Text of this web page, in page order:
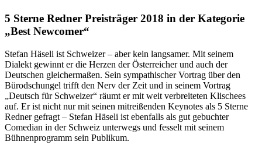
5 Sterne Redner Preisträger 2018 in der Kategorie
„Best Newcomer“
Stefan Häseli ist Schweizer – aber kein langsamer. Mit seinem
Dialekt gewinnt er die Herzen der Österreicher und auch der
Deutschen gleichermaßen. Sein sympathischer Vortrag über den
Bürodschungel trifft den Nerv der Zeit und in seinem Vortrag
„Deutsch für Schweizer“ räumt er mit weit verbreiteten Klischees
auf. Er ist nicht nur mit seinen mitreißenden Keynotes als 5 Sterne
Redner gefragt – Stefan Häseli ist ebenfalls als gut gebuchter
Comedian in der Schweiz unterwegs und fesselt mit seinem
Bühnenprogramm sein Publikum.